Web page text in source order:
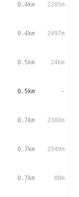
0.4km 2285m
0.4km 2497m
0.5km 246m
0.5km -
0.7km 2380m
0.7km 2549m
0.7km 80m